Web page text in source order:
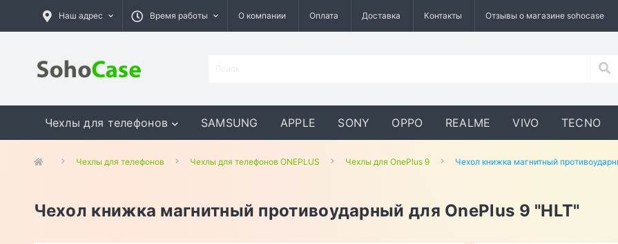
Наш адрес Время работы О компании Оплата Доставка Контакты Отзывы о магазине sohocase
Чехлы для телефонов SAMSUNG APPLE SONY OPPO REALME VIVO TECNO
GOOGLE MEIZU ASUS
Чехлы для телефонов Чехлы для телефонов ONEPLUS Чехлы для OnePlus 9 Чехол книжка магнитный
Чехол книжка магнитный противоударный для OnePlus 9 "HLT"